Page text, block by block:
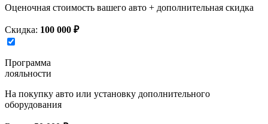
Оценочная стоимость вашего авто + дополнительная скидка
Скидка: 100 000 ₽
Программа
лояльности
На покупку авто или установку дополнительного
оборудования